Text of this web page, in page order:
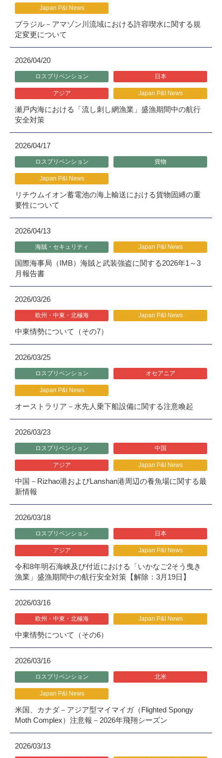
Japan P&I News
ブラジル－アマゾン川流域における許容喫水に関する規
定変更について
2026/04/20
ロスプリベンション 日本
アジア Japan P&I News
瀬戸内海における「流し刺し網漁業」盛漁期間中の航行
安全対策
2026/04/17
ロスプリベンション 貨物
Japan P&I News
リチウムイオン蓄電池の海上輸送における貨物固縛の重
要性について
2026/04/13
海賊・セキュリティ Japan P&I News
国際海事局（IMB）海賊と武装強盗に関する2026年1～3
月報告書
2026/03/26
欧州・中東・北極海 Japan P&I News
中東情勢について（その7）
2026/03/25
ロスプリベンション オセアニア
Japan P&I News
オーストラリア－水先人乗下船設備に関する注意喚起
2026/03/23
ロスプリベンション 中国
アジア Japan P&I News
中国－Rizhao港およびLanshan港周辺の養魚場に関する最
新情報
2026/03/18
ロスプリベンション 日本
アジア Japan P&I News
令和8年明石海峡及び付近における「いかなご2そう曳き
漁業」盛漁期間中の航行安全対策【解除：3月19日】
2026/03/16
欧州・中東・北極海 Japan P&I News
中東情勢について（その6）
2026/03/16
ロスプリベンション 北米
Japan P&I News
米国、カナダ－アジア型マイマイガ（Flighted Spongy
Moth Complex）注意報－2026年飛翔シーズン
2026/03/13